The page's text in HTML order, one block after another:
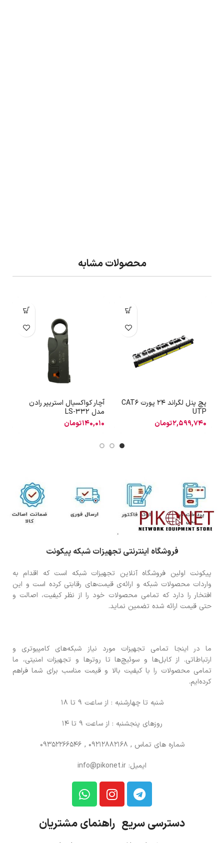
محصولات مشابه
پچ پنل لگراند 24 پورت CAT6
UTP
2,599,740تومان
آچار کواکسیال استریپر رادن
مدل LS-332
140,010تومان
فروشگاه اینترنتی تجهیزات شبکه پیکونت
پیکونت اولین فروشگاه آنلاین تجهیزات شبکه است که اقدام به
واردات محصولات شبکه و ارائه‌ی قیمت‌های رقابتی کرده است و این
افتخار را دارد که تمامی محصولات خود را از نظر کیفیت، اصالت و
حتی قیمت ارائه شده تضمین نماید.
ما در اینجا تمامی تجهیزات مورد نیاز شبکه‌های کامپیوتری و
ارتباطاتی. از کابل‌ها و سوئیچ‌ها تا روترها و تجهیزات امنیتی، ما
تمامی محصولات را با کیفیت بالا و قیمت مناسب برای شما فراهم
کرده‌ایم.
شنبه تا چهارشنبه : از ساعت 9 تا 18
روزهای پنجشنبه : از ساعت 9 تا 14
شماره های تماس , 09212882168 , 09352266546
ایمیل: info@pikonet.ir
دسترسی سریع راهنمای مشتریان